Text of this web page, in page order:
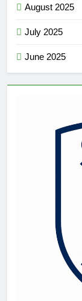
August 2025
July 2025
June 2025